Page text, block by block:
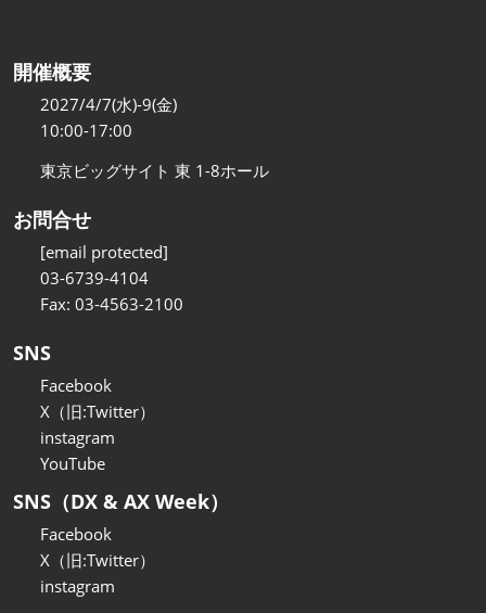
開催概要
2027/4/7(水)-9(金)
10:00-17:00
東京ビッグサイト 東 1-8ホール
お問合せ
[email protected]
03-6739-4104
Fax: 03-4563-2100
SNS
Facebook
X（旧:Twitter）
instagram
YouTube
SNS（DX & AX Week）
Facebook
X（旧:Twitter）
instagram